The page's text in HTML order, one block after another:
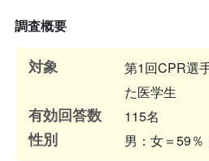
調査概要
対象
第1回CPR選
た医学生
有効回答数 115名
性別 男：女＝59％